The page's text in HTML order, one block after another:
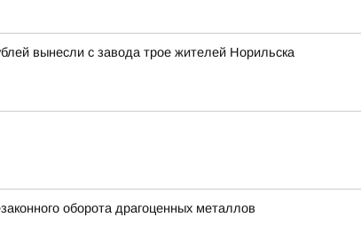
вынесли с завода трое жителей Норильска
оборота драгоценных металлов